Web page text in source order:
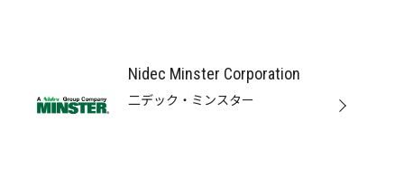
Nidec Minster Corporation
二デック・ミンスター